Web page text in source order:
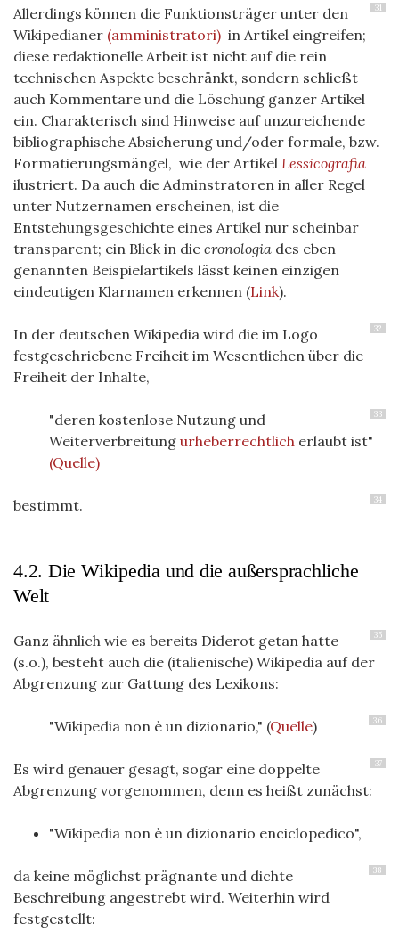
31
Allerdings können die Funktionsträger unter den
Wikipedianer (amministratori) in Artikel eingreifen;
diese redaktionelle Arbeit ist nicht auf die rein
technischen Aspekte beschränkt, sondern schließt
auch Kommentare und die Löschung ganzer Artikel
ein. Charakterisch sind Hinweise auf unzureichende
bibliographische Absicherung und/oder formale, bzw.
Formatierungsmängel, wie der Artikel Lessicografia
ilustriert. Da auch die Adminstratoren in aller Regel
unter Nutzernamen erscheinen, ist die
Entstehungsgeschichte eines Artikel nur scheinbar
transparent; ein Blick in die cronologia des eben
genannten Beispielartikels lässt keinen einzigen
eindeutigen Klarnamen erkennen (Link).
32
In der deutschen Wikipedia wird die im Logo
festgeschriebene Freiheit im Wesentlichen über die
Freiheit der Inhalte,
33
"deren kostenlose Nutzung und
Weiterverbreitung urheberrechtlich erlaubt ist"
(Quelle)
34
bestimmt.
4.2. Die Wikipedia und die außersprachliche
Welt
35
Ganz ähnlich wie es bereits Diderot getan hatte
(s.o.), besteht auch die (italienische) Wikipedia auf der
Abgrenzung zur Gattung des Lexikons:
36
"Wikipedia non è un dizionario," (Quelle)
37
Es wird genauer gesagt, sogar eine doppelte
Abgrenzung vorgenommen, denn es heißt zunächst:
"Wikipedia non è un dizionario enciclopedico",
38
da keine möglichst prägnante und dichte
Beschreibung angestrebt wird. Weiterhin wird
festgestellt: